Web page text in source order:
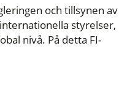
och tillsynen av
styrelser,
nivå. På detta FI-